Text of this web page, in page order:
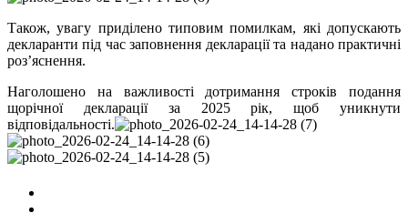
Також, увагу приділено типовим помилкам, які допускають
декларанти під час заповнення декларації та надано практичні
роз’яснення.
Наголошено на важливості дотримання строків подання
щорічної декларації за 2025 рік, щоб уникнути
відповідальності.